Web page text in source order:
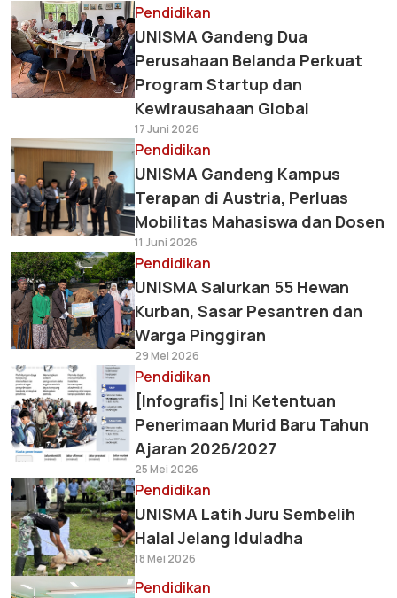
Pendidikan
UNISMA Gandeng Dua
Perusahaan Belanda Perkuat
Program Startup dan
Kewirausahaan Global
17 Juni 2026
Pendidikan
UNISMA Gandeng Kampus
Terapan di Austria, Perluas
Mobilitas Mahasiswa dan Dosen
11 Juni 2026
Pendidikan
UNISMA Salurkan 55 Hewan
Kurban, Sasar Pesantren dan
Warga Pinggiran
29 Mei 2026
Pendidikan
[Infografis] Ini Ketentuan
Penerimaan Murid Baru Tahun
Ajaran 2026/2027
25 Mei 2026
Pendidikan
UNISMA Latih Juru Sembelih
Halal Jelang Iduladha
18 Mei 2026
Pendidikan